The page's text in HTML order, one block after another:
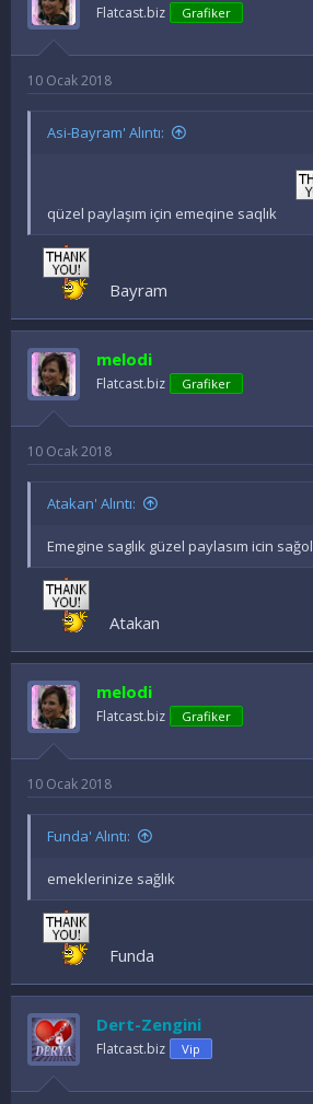
e
r
:
Flatcast.biz Grafiker
10 Ocak 2018
Asi-Bayram' Alıntı:
qüzel paylaşım için emeqine saqlık
Bayram
melodi
Flatcast.biz Grafiker
10 Ocak 2018
Atakan' Alıntı:
Emegine saglık güzel paylasım icin sağol
Atakan
melodi
Flatcast.biz Grafiker
10 Ocak 2018
Funda' Alıntı:
emeklerinize sağlık
Funda
Dert-Zengini
Flatcast.biz Vip